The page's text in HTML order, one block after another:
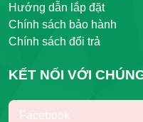
Hướng dẫn lắp đặt
Chính sách bảo hành
Chính sách đổi trả
KẾT NỐI VỚI
Facebook